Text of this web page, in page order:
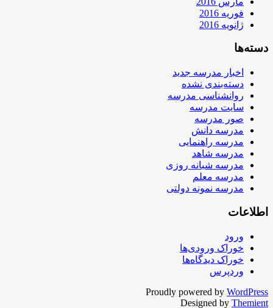
فوریه 2016
ژانویه 2016
دسته‌ها
اخبار مدرسه جدید
دسته‌بندی نشده
روانشناسی مدرسه
سایت مدرسه
صور مدرسه
مدرسه دانش
مدرسه راهنمایی
مدرسه شاهد
مدرسه شبانه روزی
مدرسه معلم
مدرسه نمونه دولتی
اطلاعات
ورود
خوراک ورودی‌ها
خوراک دیدگاه‌ها
وردپرس
Proudly powered by WordPress
Designed by Themient